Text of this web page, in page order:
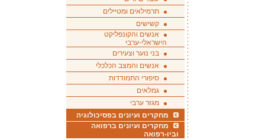
תרמילאים ומטיילים
קשישים
אנשים והקונפליקט
הישראלי-ערבי
בני נוער וצעירים
אנשים והמצב הכלכלי
סיפורי התמודדות
גמלאים
מגזר ערבי
מחקרים ועיונים בפסיכולוגיה
מחקרים ועיונים ברפואה
וביו-רפואה